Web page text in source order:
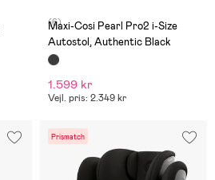
(6)
Maxi-Cosi Pearl Pro2 i-Size
Autostol, Authentic Black
1.599 kr
Vejl. pris: 2.349 kr
Prismatch